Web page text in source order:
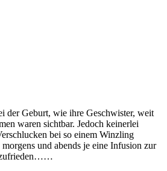
der Geburt, wie ihre Geschwister, weit
waren sichtbar. Jedoch keinerlei
bei so einem Winzling
und abends je eine Infusion zur
zufrieden……